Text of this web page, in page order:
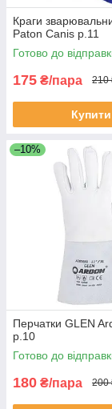
Краги
Paton Canis р.11
Готово до
175 ₴/пара 210
Купити
–10%
Перчатки GLEN
р.10
Готово до
180 ₴/пара 200